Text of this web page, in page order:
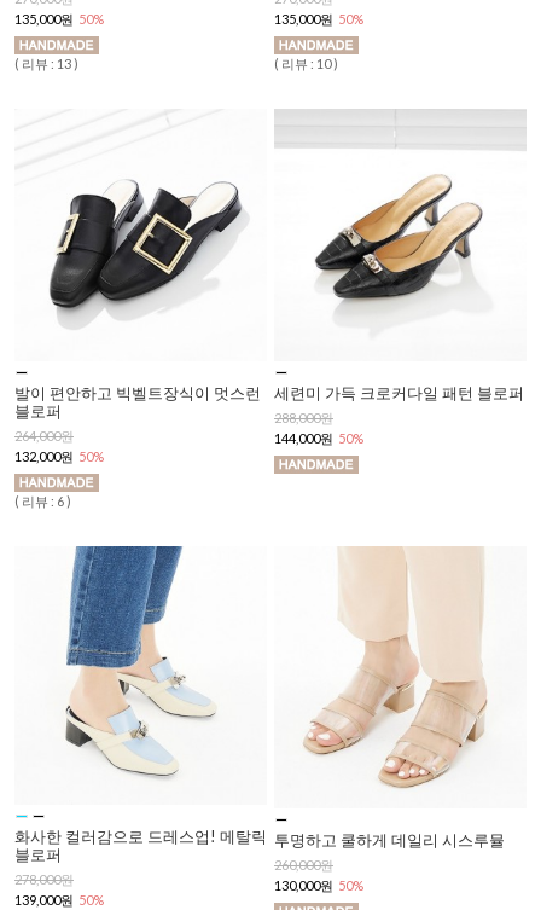
135,000원 50%
( 리뷰 : 13 )
135,000원 50%
( 리뷰 : 10 )
발이 편안하고 빅벨트장식이 멋스런
블로퍼
264,000원
132,000원 50%
( 리뷰 : 6 )
세련미 가득 크로커다일 패턴 블로퍼
288,000원
144,000원 50%
화사한 컬러감으로 드레스업! 메탈릭
블로퍼
278,000원
139,000원 50%
투명하고 쿨하게 데일리 시스루뮬
260,000원
130,000원 50%